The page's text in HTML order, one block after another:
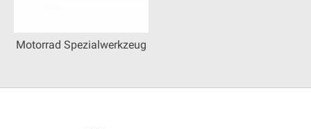
Motorrad Spezialwerkzeug